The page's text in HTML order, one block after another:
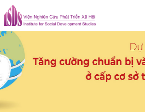
Skip
to
content